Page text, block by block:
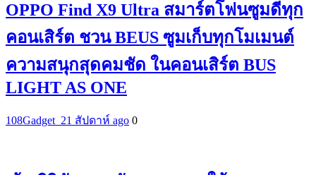
OPPO Find X9 Ultra สมาร์ตโฟนซูมดีทุก
คอนเสิร์ต ชวน BEUS ซูมเก็บทุกโมเมนต์
ความสนุกสุดคมชัด ในคอนเสิร์ต BUS
LIGHT AS ONE
108Gadget_21 สัปดาห์ ago 0